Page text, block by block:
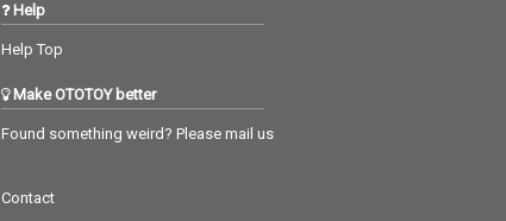
Help
Help Top
Make OTOTOY better
Found something weird? Please mail us
Contact